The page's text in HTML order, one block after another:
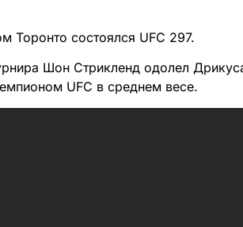
Торонто состоялся UFC 297.
Шон Стрикленд одолел
UFC в среднем весе.